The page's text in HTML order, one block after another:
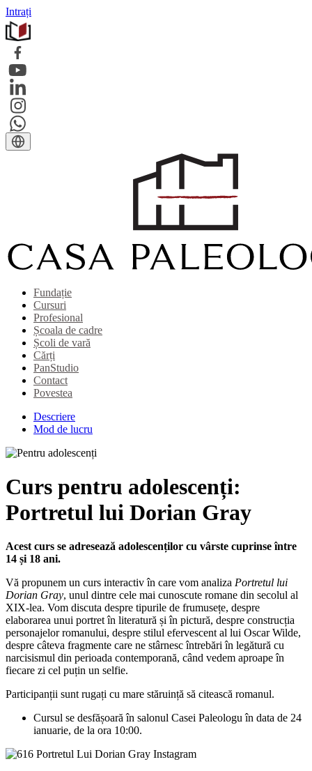
Intrați
Fundație
Cursuri
Profesional
Școala de cadre
Școli de vară
Cărți
PanStudio
Contact
Povestea
Descriere
Mod de lucru
Curs pentru adolescenți:
Portretul lui Dorian Gray
Acest curs se adresează adolescenților cu vârste cuprinse între
14 și 18 ani.
Vă propunem un curs interactiv în care vom analiza Portretul lui
Dorian Gray, unul dintre cele mai cunoscute romane din secolul al
XIX-lea. Vom discuta despre tipurile de frumusețe, despre
elaborarea unui portret în literatură și în pictură, despre construcția
personajelor romanului, despre stilul efervescent al lui Oscar Wilde,
despre câteva fragmente care ne stârnesc întrebări în legătură cu
narcisismul din perioada contemporană, când vedem aproape în
fiecare zi cel puțin un selfie.
Participanții sunt rugați cu mare stăruință să citească romanul.
Cursul se desfășoară în salonul Casei Paleologu în data de 24
ianuarie, de la ora 10:00.